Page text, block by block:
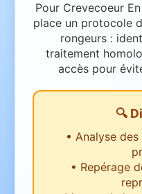
Pour Crevecoeur
place un protocole
rongeurs :
traitement
accès pour
🔍
• Analyse
• Repérage